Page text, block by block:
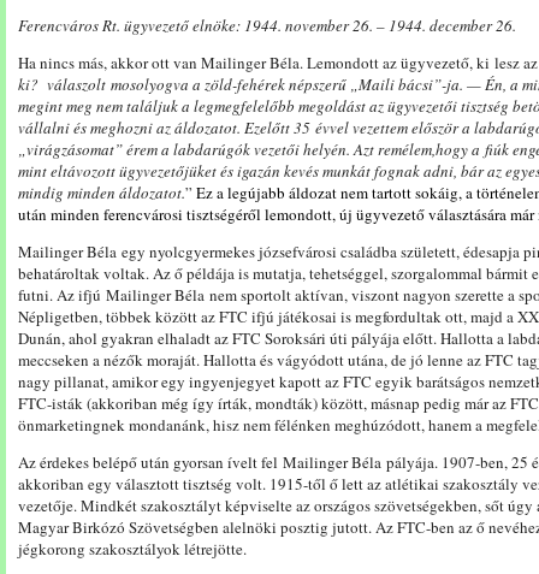
Ferencváros Rt. ügyvezető elnöke: 1944. november 26. – 1944. december 26.
Ha nincs más, akkor ott van Mailinger Béla. Lemondott az ügyvezető, ki lesz
ki? válaszolt mosolyogva a zöld-fehéreknépszerű „Mailibácsi”-ja. —Én, a
megintmeg nemtaláljuka legmegfelelőbb megoldástazügyvezetőitisztség
vállalniésmeghozniazáldozatot. Ezelőtt 35 évvelvezettemelőször a
„virágzásomat”érema labdarúgókvezetőihelyén.Aztremélem,hogy a fiúk
minteltávozottügyvezetőjüketésigazán kevésmunkátfognakadni, báraz
mindig minden áldozatot.” Ez a legújabb áldozat nem tartott sokáig, a
után minden ferencvárosi tisztségéről lemondott, új ügyvezető választására
Mailinger Béla egy nyolcgyermekes józsefvárosi családba született, édesapja
behatároltak voltak. Az ő példája is mutatja, tehetséggel, szorgalommal bármit
futni. Az ifjú Mailinger Béla nem sportolt aktívan, viszont nagyon szerette a
Népligetben, többek között az FTC ifjú játékosai is megfordultak ott, majd a
Dunán, ahol gyakran elhaladt az FTC Soroksári úti pályája előtt. Hallotta a
meccseken a nézők moraját. Hallotta és vágyódott utána, de jó lenne az FTC
nagy pillanat, amikor egy ingyenjegyet kapott az FTC egyik barátságos
FTC-isták (akkoriban még így írták, mondták) között, másnap pedig már az
önmarketingnek mondanánk, hisz nem félénken meghúzódott, hanem a
Az érdekes belépő után gyorsan ívelt fel Mailinger Béla pályája. 1907-ben, 25
akkoriban egy választott tisztség volt. 1915-től ő lett az atlétikai szakosztály
vezetője. Mindkét szakosztályt képviselte az országos szövetségekben, sőt
Magyar Birkózó Szövetségben alelnöki posztig jutott. Az FTC-ben az ő
jégkorong szakosztályok létrejötte.